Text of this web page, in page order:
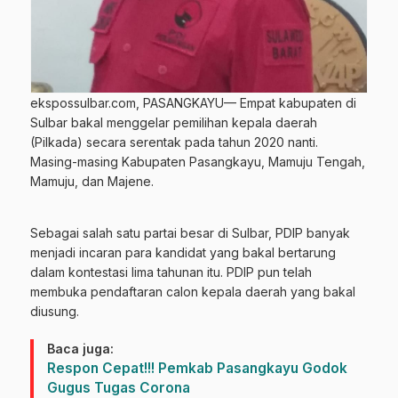
ekspossulbar.com, PASANGKAYU— Empat kabupaten di
Sulbar bakal menggelar pemilihan kepala daerah
(Pilkada) secara serentak pada tahun 2020 nanti.
Masing-masing Kabupaten Pasangkayu, Mamuju Tengah,
Mamuju, dan Majene.
Sebagai salah satu partai besar di Sulbar, PDIP banyak
menjadi incaran para kandidat yang bakal bertarung
dalam kontestasi lima tahunan itu. PDIP pun telah
membuka pendaftaran calon kepala daerah yang bakal
diusung.
Baca juga:
Respon Cepat!!! Pemkab Pasangkayu Godok
Gugus Tugas Corona